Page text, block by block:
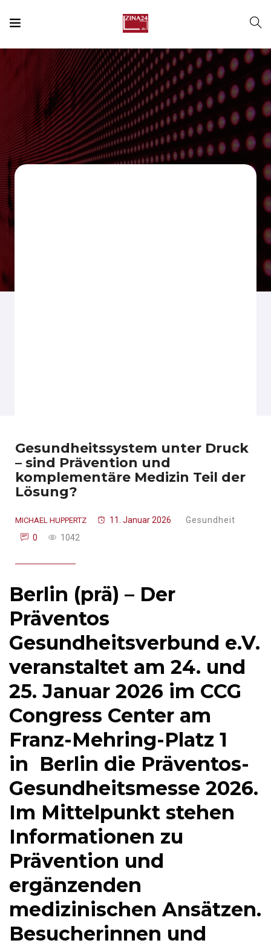
Gesundheitssystem unter Druck
– sind Prävention und
komplementäre Medizin Teil der
Lösung?
MICHAEL HUPPERTZ 11. Januar 2026
Gesundheit
0
1042
Berlin (prä) – Der
Präventos
Gesundheitsverbund e.V.
veranstaltet am 24. und
25. Januar 2026 im CCG
Congress Center am
Franz-Mehring-Platz 1
in Berlin die Präventos-
Gesundheitsmesse 2026.
Im Mittelpunkt stehen
Informationen zu
Prävention und
ergänzenden
medizinischen Ansätzen.
Besucherinnen und